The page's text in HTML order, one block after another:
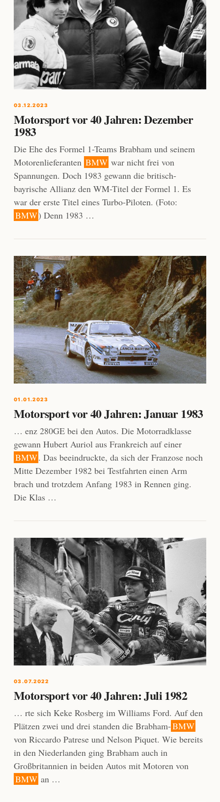
03.12.2023
Motorsport vor 40 Jahren: Dezember
1983
Die Ehe des Formel 1-Teams Brabham und seinem
Motorenlieferanten BMW war nicht frei von
Spannungen. Doch 1983 gewann die britisch-
bayrische Allianz den WM-Titel der Formel 1. Es
war der erste Titel eines Turbo-Piloten. (Foto:
BMW) Denn 1983 …
01.01.2023
Motorsport vor 40 Jahren: Januar 1983
… enz 280GE bei den Autos. Die Motorradklasse
gewann Hubert Auriol aus Frankreich auf einer
BMW. Das beeindruckte, da sich der Franzose noch
Mitte Dezember 1982 bei Testfahrten einen Arm
brach und trotzdem Anfang 1983 in Rennen ging.
Die Klas …
03.07.2022
Motorsport vor 40 Jahren: Juli 1982
… rte sich Keke Rosberg im Williams Ford. Auf den
Plätzen zwei und drei standen die Brabham-BMW
von Riccardo Patrese und Nelson Piquet. Wie bereits
in den Niederlanden ging Brabham auch in
Großbritannien in beiden Autos mit Motoren von
BMW an …